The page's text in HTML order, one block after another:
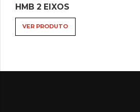
HMB 2 EIXOS
VER PRODUTO